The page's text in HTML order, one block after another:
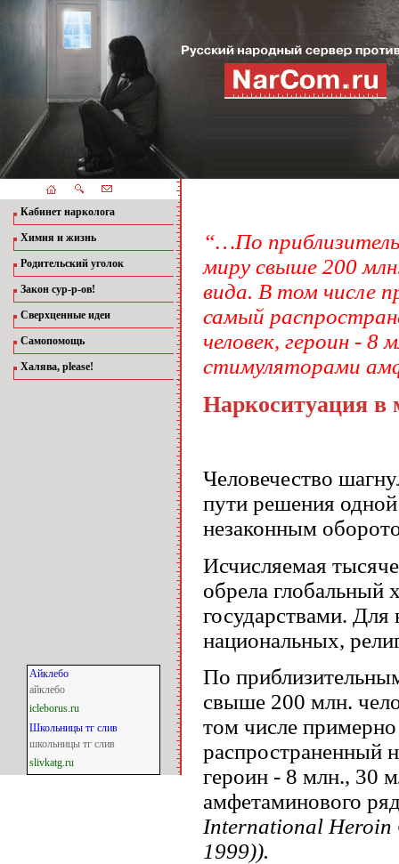
Кабинет нарколога
Химия и жизнь
Родительский уголок
Закон сур-р-ов!
Сверхценные идеи
Самопомощь
Халява, please!
Айклебо
айклебо
icleborus.ru
Школьницы тг слив
школьницы тг слив
slivkatg.ru
“…По
миру свыше 200
вида. В том числе
самый
человек, героин - 8
стимуляторами
Наркоситуация в
Человечество
пути решения
незаконным
Исчисляемая
обрела глобальный
государствами. Для
национальных,
По
свыше 200 млн.
том числе
распространенный
героин - 8 млн., 30
амфетаминового
International Heroin
1999)).